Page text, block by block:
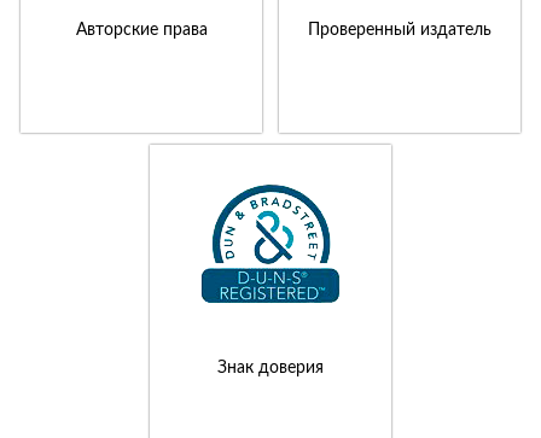
Авторские права Проверенный издатель
Знак доверия